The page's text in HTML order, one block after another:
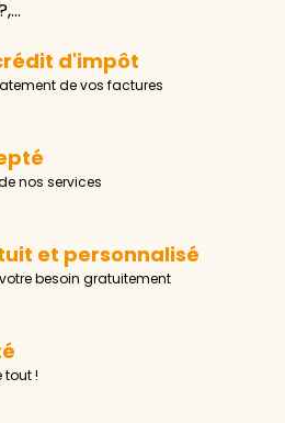
d'impôt
de vos factures
nos services
et personnalisé
besoin gratuitement
tout !